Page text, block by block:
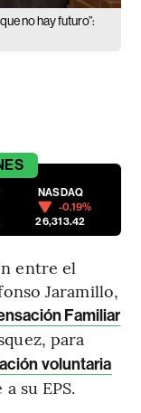
no hay futuro”:
NASDAQ
-0.19%
26,313.42
entre el
Jaramillo,
Familiar
para
voluntaria
su EPS.